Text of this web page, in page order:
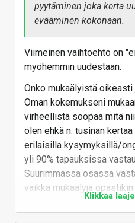
pyytäminen joka kerta
evääminen kokonaan.
Viimeinen vaihtoehto on
myöhemmin uudestaan.
Onko mukaälyistä
Oman kokemukseni
virheellistä soopaa mitä
olen ehkä n. tusinan
erilaisilla kysymyksillä/
yli 90% tapauksissa
Suurimmassa osassa
vaikka mukaälyjä
useassa tapauksessa
mukaälyt eivät päässeet
Klikkaa